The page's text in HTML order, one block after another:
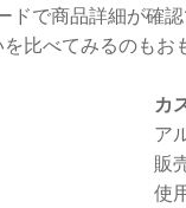
で商品詳細が確
比べてみるのもお
カ
ア
販
使